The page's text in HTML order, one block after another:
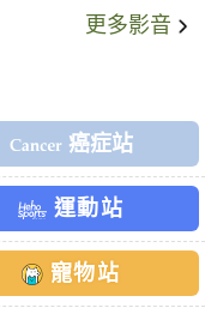
更多影音
癌症站
運動站
寵物站